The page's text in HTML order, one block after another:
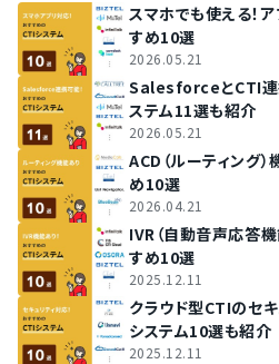
スマホでも使える！
すめ10選
2026.05.21
SalesforceとCTI連
ステム11選も紹介
2026.05.21
ACD（ルーティング
め10選
2026.04.21
IVR（自動音声応答
すめ10選
2025.12.11
クラウド型CTIのセ
システム10選も紹介
2025.12.11